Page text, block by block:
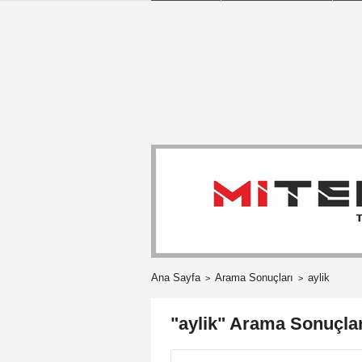
Ana Sayfa Arama Sonuçları aylik
"aylik" Arama